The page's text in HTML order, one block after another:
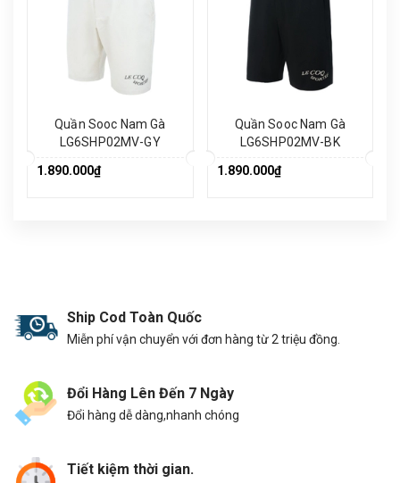
Quần Sooc Nam Gà
LG6SHP02MV-GY
1.890.000₫
Quần Sooc Nam Gà
LG6SHP02MV-BK
1.890.000₫
Ship Cod Toàn Quốc
Miễn phí vận chuyển với đơn hàng từ 2 triệu đồng.
Đổi Hàng Lên Đến 7 Ngày
Đổi hàng dễ dàng,nhanh chóng
Tiết kiệm thời gian.